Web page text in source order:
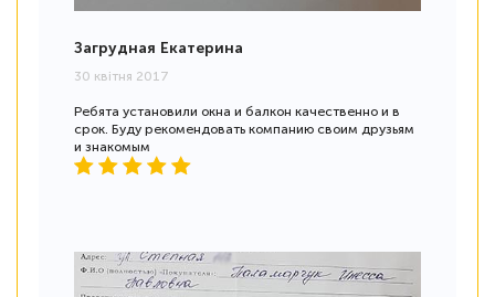
Загрудная Екатерина
30 квітня 2017
Ребята установили окна и балкон качественно и в
срок. Буду рекомендовать компанию своим друзьям
и знакомым